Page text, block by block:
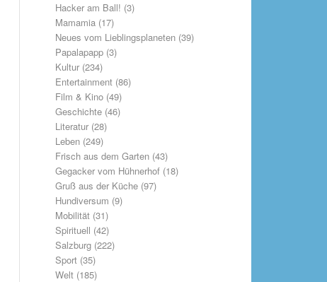
Hacker am Ball! (3)
Mamamia(17)
Neues vom Lieblingsplaneten(39)
Papalapapp(3)
Kultur(234)
Entertainment(86)
Film & Kino(49)
Geschichte(46)
Literatur(28)
Leben(249)
Frisch aus dem Garten(43)
Gegacker vom Hühnerhof(18)
Gruß aus der Küche(97)
Hundiversum (9)
Mobilität(31)
Spirituell (42)
Salzburg(222)
Sport(35)
Welt(185)